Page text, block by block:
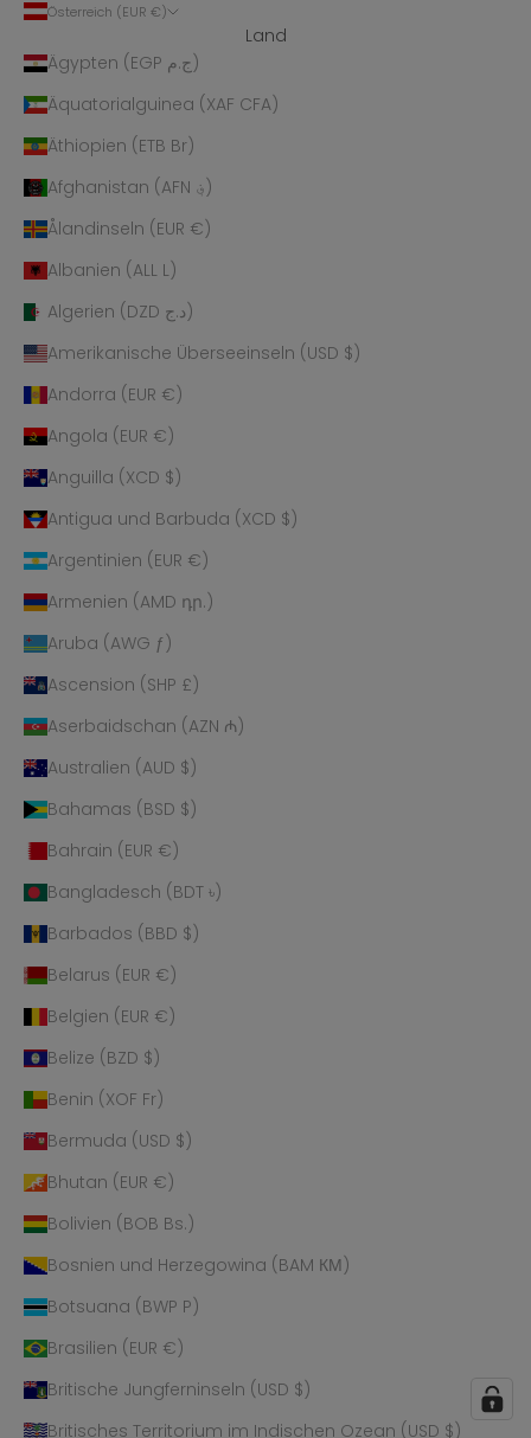
Österreich (EUR €)
Land
Ägypten (EGP ج.م)
Äquatorialguinea (XAF CFA)
Äthiopien (ETB Br)
Afghanistan (AFN ؋)
Ålandinseln (EUR €)
Albanien (ALL L)
Algerien (DZD د.ج)
Amerikanische Überseeinseln (USD $)
Andorra (EUR €)
Angola (EUR €)
Anguilla (XCD $)
Antigua und Barbuda (XCD $)
Argentinien (EUR €)
Armenien (AMD դր.)
Aruba (AWG ƒ)
Ascension (SHP £)
Aserbaidschan (AZN ₼)
Australien (AUD $)
Bahamas (BSD $)
Bahrain (EUR €)
Bangladesch (BDT ৳)
Barbados (BBD $)
Belarus (EUR €)
Belgien (EUR €)
Belize (BZD $)
Benin (XOF Fr)
Bermuda (USD $)
Bhutan (EUR €)
Bolivien (BOB Bs.)
Bosnien und Herzegowina (BAM КМ)
Botsuana (BWP P)
Brasilien (EUR €)
Britische Jungferninseln (USD $)
Britisches Territorium im Indischen Ozean (USD $)